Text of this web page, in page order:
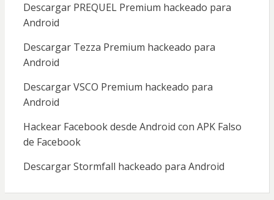
Descargar PREQUEL Premium hackeado para
Android
Descargar Tezza Premium hackeado para
Android
Descargar VSCO Premium hackeado para
Android
Hackear Facebook desde Android con APK Falso
de Facebook
Descargar Stormfall hackeado para Android